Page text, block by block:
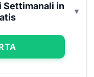
Settimanali in